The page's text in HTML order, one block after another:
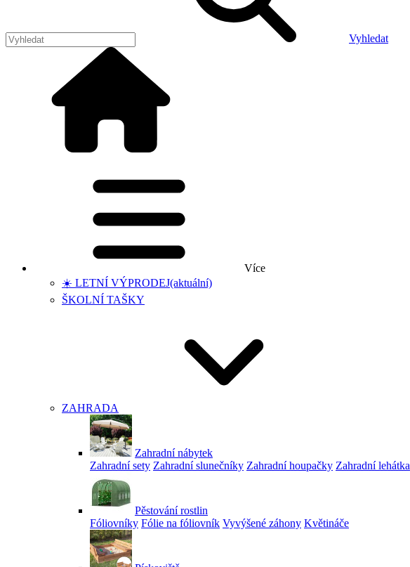
Vyhledat
Více
☀️ LETNÍ VÝPRODEJ(aktuální)
ŠKOLNÍ TAŠKY
ZAHRADA
Zahradní nábytek
Zahradní sety Zahradní slunečníky Zahradní houpačky Zahradní lehátka
Pěstování rostlin
Fóliovníky Fólie na fóliovník Vyvýšené záhony Květináče